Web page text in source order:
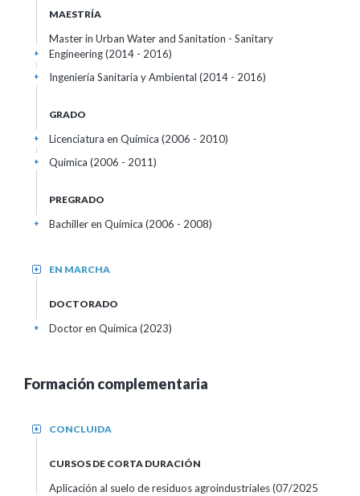
MAESTRÍA
Master in Urban Water and Sanitation - Sanitary
Engineering (2014 - 2016)
+
Ingeniería Sanitaria y Ambiental (2014 - 2016)
+
GRADO
Licenciatura en Química (2006 - 2010)
+
Química (2006 - 2011)
+
PREGRADO
Bachiller en Química (2006 - 2008)
+
EN MARCHA
+
DOCTORADO
Doctor en Química (2023)
+
Formación complementaria
CONCLUIDA
+
CURSOS DE CORTA DURACIÓN
Aplicación al suelo de residuos agroindustriales(07/2025